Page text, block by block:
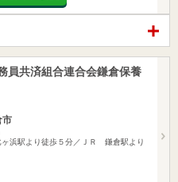
員共済組合連合会鎌倉保養
市
浜駅より徒歩５分／ＪＲ 鎌倉駅より